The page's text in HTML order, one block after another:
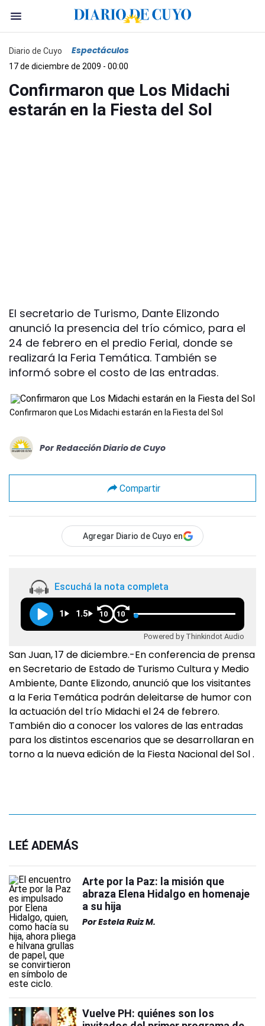
Diario de Cuyo Espectáculos
17 de diciembre de 2009 - 00:00
Confirmaron que Los Midachi
estarán en la Fiesta del Sol
El secretario de Turismo, Dante Elizondo
anunció la presencia del trío cómico, para el
24 de febrero en el predio Ferial, donde se
realizará la Feria Temática. También se
informó sobre el costo de las entradas.
Confirmaron que Los Midachi estarán en la Fiesta del Sol
Por Redacción Diario de Cuyo
Compartir
Agregar Diario de Cuyo en
Escuchá la nota completa
1 1.5 10 10
Powered by Thinkindot Audio
San Juan, 17 de diciembre.-En conferencia de prensa
en Secretario de Estado de Turismo Cultura y Medio
Ambiente, Dante Elizondo, anunció que los visitantes
a la Feria Temática podrán deleitarse de humor con
la actuación del trío Midachi el 24 de febrero.
También dio a conocer los valores de las entradas
para los distintos escenarios que se desarrollaran en
torno a la nueva edición de la Fiesta Nacional del Sol .
LEÉ ADEMÁS
Arte por la Paz: la misión que
abraza Elena Hidalgo en homenaje
a su hija
PorEstela Ruiz M.
Vuelve PH: quiénes son los